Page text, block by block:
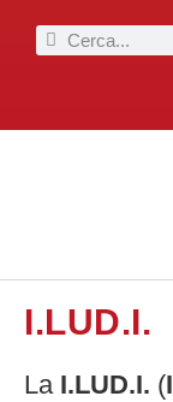
I.LUD.I.
La I.LUD.I. (I